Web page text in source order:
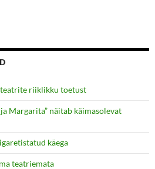
riiklikku toetust
Margarita” näitab käimasolevat
käega
teatriemata